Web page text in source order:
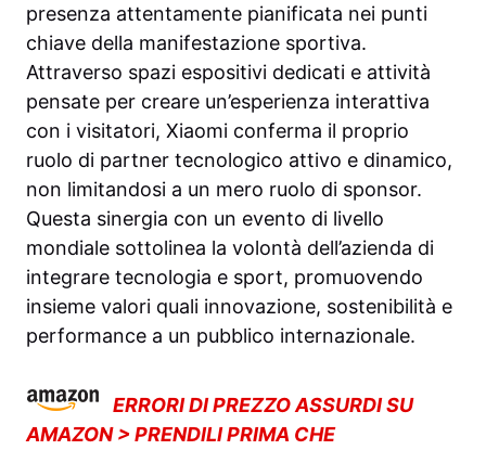
presenza attentamente pianificata nei punti
chiave della manifestazione sportiva.
Attraverso spazi espositivi dedicati e attività
pensate per creare un’esperienza interattiva
con i visitatori, Xiaomi conferma il proprio
ruolo di partner tecnologico attivo e dinamico,
non limitandosi a un mero ruolo di sponsor.
Questa sinergia con un evento di livello
mondiale sottolinea la volontà dell’azienda di
integrare tecnologia e sport, promuovendo
insieme valori quali innovazione, sostenibilità e
performance a un pubblico internazionale.
ERRORI DI PREZZO ASSURDI SU
AMAZON > PRENDILI PRIMA CHE